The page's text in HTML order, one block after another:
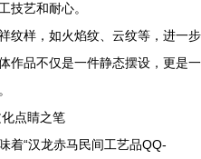
技艺和耐心。
纹样，如火焰纹、云纹等，进一步
作品不仅是一件静态摆设，更是一
点睛之笔
着“汉龙赤马民间工艺品QQ-